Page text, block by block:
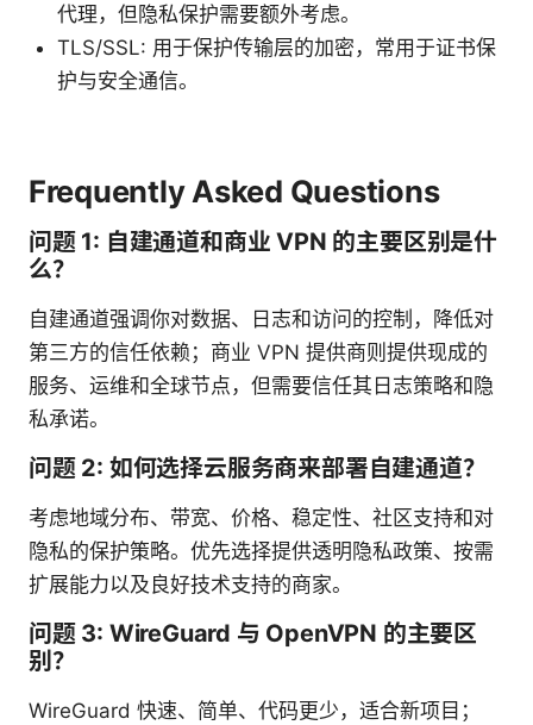
代理，但隐私保护需要额外考虑。
TLS/SSL: 用于保护传输层的加密，常用于证书保
护与安全通信。
Frequently Asked Questions
问题 1: 自建通道和商业 VPN 的主要区别是什
么？
自建通道强调你对数据、日志和访问的控制，降低对
第三方的信任依赖；商业 VPN 提供商则提供现成的
服务、运维和全球节点，但需要信任其日志策略和隐
私承诺。
问题 2: 如何选择云服务商来部署自建通道？
考虑地域分布、带宽、价格、稳定性、社区支持和对
隐私的保护策略。优先选择提供透明隐私政策、按需
扩展能力以及良好技术支持的商家。
问题 3: WireGuard 与 OpenVPN 的主要区
别？
WireGuard 快速、简单、代码更少，适合新项目；